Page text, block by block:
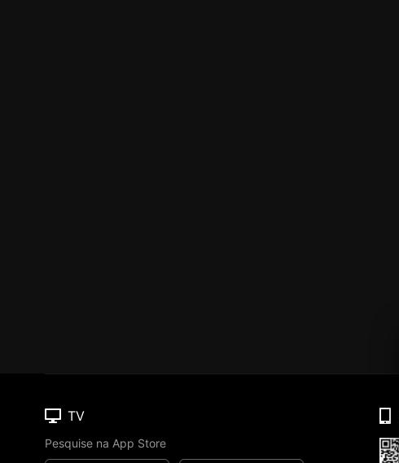
TV
Pesquise na App Store